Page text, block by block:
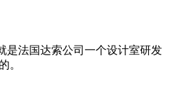
是法国达索公司一个设计室研发
。